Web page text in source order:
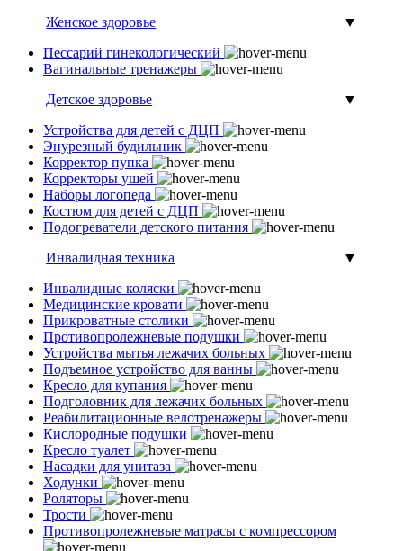
Женское здоровье
▼
Пессарий гинекологический
Вагинальные тренажеры
Детское здоровье
▼
Устройства для детей с ДЦП
Энурезный будильник
Корректор пупка
Корректоры ушей
Наборы логопеда
Костюм для детей с ДЦП
Подогреватели детского питания
Инвалидная техника
▼
Инвалидные коляски
Медицинские кровати
Прикроватные столики
Противопролежневые подушки
Устройства мытья лежачих больных
Подъемное устройство для ванны
Кресло для купания
Подголовник для лежачих больных
Реабилитационные велотренажеры
Кислородные подушки
Кресло туалет
Насадки для унитаза
Ходунки
Роляторы
Трости
Противопролежневые матрасы с компрессором